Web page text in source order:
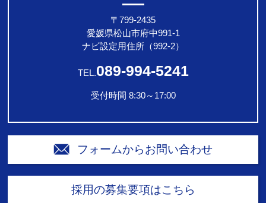
〒799-2435
愛媛県松山市府中991-1
ナビ設定用住所（992-2）
TEL.089-994-5241
受付時間 8:30～17:00
フォームからお問い合わせ
採用の募集要項はこちら